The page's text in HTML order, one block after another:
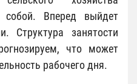
собой. Вперед выйдет
Структура занятости
что может
рабочего дня.